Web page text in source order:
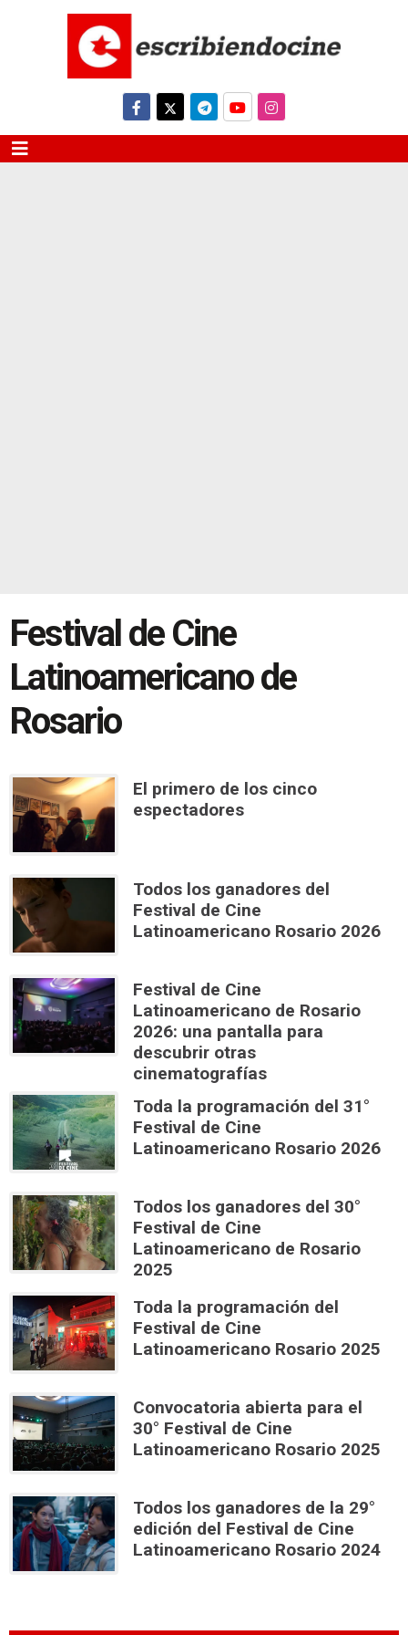
Festival de Cine
Latinoamericano de
Rosario
El primero de los cinco
espectadores
Todos los ganadores del
Festival de Cine
Latinoamericano Rosario 2026
Festival de Cine
Latinoamericano de Rosario
2026: una pantalla para
descubrir otras
cinematografías
Toda la programación del 31°
Festival de Cine
Latinoamericano Rosario 2026
Todos los ganadores del 30°
Festival de Cine
Latinoamericano de Rosario
2025
Toda la programación del
Festival de Cine
Latinoamericano Rosario 2025
Convocatoria abierta para el
30° Festival de Cine
Latinoamericano Rosario 2025
Todos los ganadores de la 29°
edición del Festival de Cine
Latinoamericano Rosario 2024